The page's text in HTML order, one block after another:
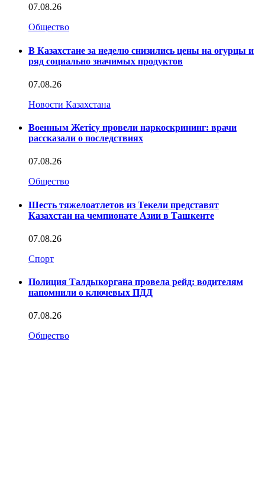
07.08.26
Общество
В Казахстане за неделю снизились цены на огурцы и
ряд социально значимых продуктов
07.08.26
Новости Казахстана
Военным Жетісу провели наркоскрининг: врачи
рассказали о последствиях
07.08.26
Общество
Шесть тяжелоатлетов из Текели представят
Казахстан на чемпионате Азии в Ташкенте
07.08.26
Спорт
Полиция Талдыкоргана провела рейд: водителям
напомнили о ключевых ПДД
07.08.26
Общество